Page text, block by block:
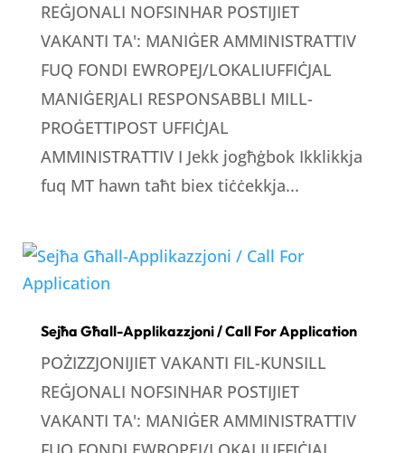
REĠJONALI NOFSINHAR POSTIJIET
VAKANTI TA': MANIĠER AMMINISTRATTIV
FUQ FONDI EWROPEJ/LOKALIUFFIĊJAL
MANIĠERJALI RESPONSABBLI MILL-
PROĠETTIPOST UFFIĊJAL
AMMINISTRATTIV I Jekk jogħġbok Ikklikkja
fuq MT hawn taħt biex tiċċekkja...
Sejħa Għall-Applikazzjoni / Call For Application
POŻIZZJONIJIET VAKANTI FIL-KUNSILL
REĠJONALI NOFSINHAR POSTIJIET
VAKANTI TA': MANIĠER AMMINISTRATTIV